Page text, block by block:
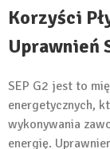
Korzyści
Uprawnień
SEP G2 jest to
energetycznych,
wykonywania
energię.